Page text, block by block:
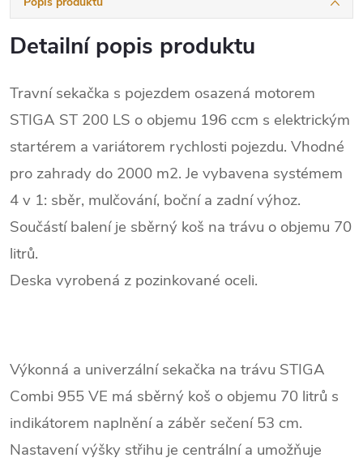
Detailní popis produktu
Travní sekačka s pojezdem osazená motorem
STIGA ST 200 LS o objemu 196 ccm s elektrickým
startérem a variátorem rychlosti pojezdu. Vhodné
pro zahrady do 2000 m2. Je vybavena systémem
4 v 1: sběr, mulčování, boční a zadní výhoz.
Součástí balení je sběrný koš na trávu o objemu 70
litrů.
Deska vyrobená z pozinkované oceli.
Výkonná a univerzální sekačka na trávu STIGA
Combi 955 VE má sběrný koš o objemu 70 litrů s
indikátorem naplnění a záběr sečení 53 cm.
Nastavení výšky střihu je centrální a umožňuje